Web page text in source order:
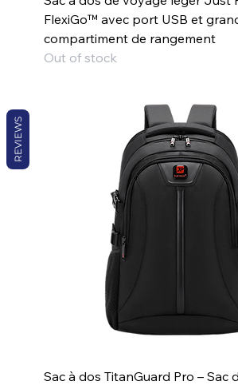
FlexiGo™ avec port USB et
compartiment de rangement
Out of stock
Sac à dos TitanGuard Pro – Sac
REVIEWS